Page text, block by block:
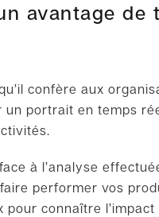
avantage de
confère aux
portrait en temps
à l’analyse
performer vos
pour connaître